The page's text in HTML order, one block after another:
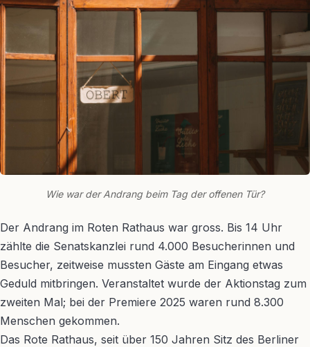
Wie war der Andrang beim Tag der offenen Tür?
Der Andrang im Roten Rathaus war gross. Bis 14 Uhr
zählte die Senatskanzlei rund 4.000 Besucherinnen und
Besucher, zeitweise mussten Gäste am Eingang etwas
Geduld mitbringen. Veranstaltet wurde der Aktionstag zum
zweiten Mal; bei der Premiere 2025 waren rund 8.300
Menschen gekommen.
Das Rote Rathaus, seit über 150 Jahren Sitz des Berliner